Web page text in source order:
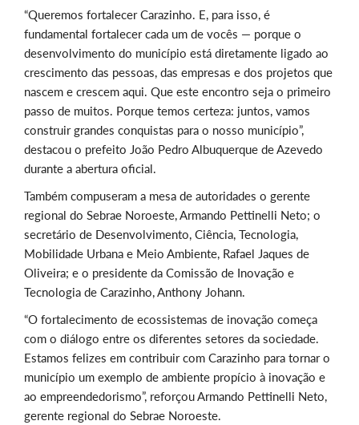
“Queremos fortalecer Carazinho. E, para isso, é
fundamental fortalecer cada um de vocês — porque o
desenvolvimento do município está diretamente ligado ao
crescimento das pessoas, das empresas e dos projetos que
nascem e crescem aqui. Que este encontro seja o primeiro
passo de muitos. Porque temos certeza: juntos, vamos
construir grandes conquistas para o nosso município”,
destacou o prefeito João Pedro Albuquerque de Azevedo
durante a abertura oficial.
Também compuseram a mesa de autoridades o gerente
regional do Sebrae Noroeste, Armando Pettinelli Neto; o
secretário de Desenvolvimento, Ciência, Tecnologia,
Mobilidade Urbana e Meio Ambiente, Rafael Jaques de
Oliveira; e o presidente da Comissão de Inovação e
Tecnologia de Carazinho, Anthony Johann.
“O fortalecimento de ecossistemas de inovação começa
com o diálogo entre os diferentes setores da sociedade.
Estamos felizes em contribuir com Carazinho para tornar o
município um exemplo de ambiente propício à inovação e
ao empreendedorismo”, reforçou Armando Pettinelli Neto,
gerente regional do Sebrae Noroeste.